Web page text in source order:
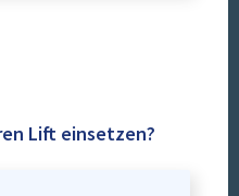
Lift einsetzen?